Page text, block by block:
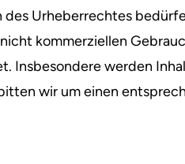
Urheberrechtes
kommerziellen
Insbesondere werden
wir um einen